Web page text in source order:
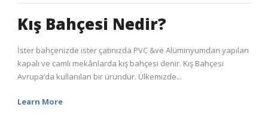
Kış Bahçesi Nedir?
İster bahçenizde ister çatınızda PVC &ve Alüminyumdan yapılan
kapalı ve camlı mekânlarda kış bahçesi denir. Kış Bahçesi
Avrupa’da kullanılan bir üründür. Ülkemizde...
Learn More